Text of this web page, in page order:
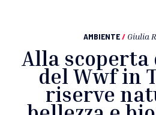
AMBIENTE / Giulia
Alla scoperta
del Wwf in
riserve